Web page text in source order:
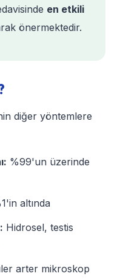
en etkili
önermektedir.
diğer yöntemlere
%99'un üzerinde
altında
Hidrosel, testis
arter mikroskop